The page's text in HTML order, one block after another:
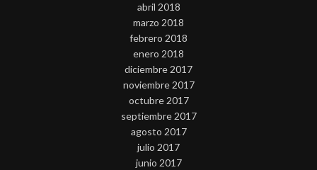
abril 2018
marzo 2018
febrero 2018
enero 2018
diciembre 2017
noviembre 2017
octubre 2017
septiembre 2017
agosto 2017
julio 2017
junio 2017